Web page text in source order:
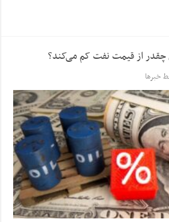
چقدر از قیمت نفت کم می‌کند؟
خبرها